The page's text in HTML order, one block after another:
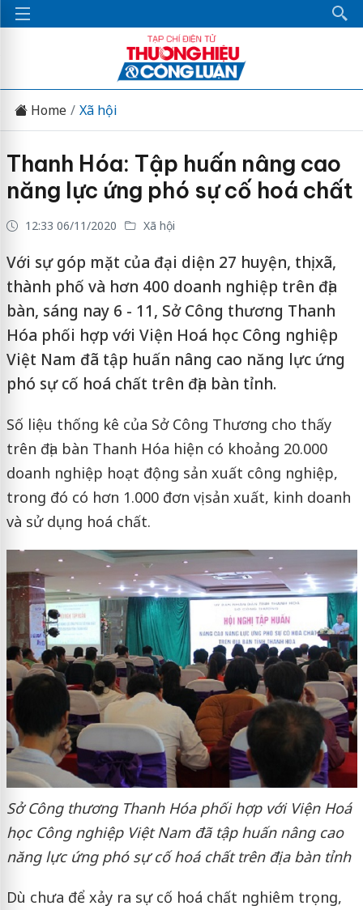
Home Xã hội
Thanh Hóa: Tập huấn nâng cao
năng lực ứng phó sự cố hoá chất
12:33 06/11/2020 Xã hội
Với sự góp mặt của đại diện 27 huyện, thị xã,
thành phố và hơn 400 doanh nghiệp trên địa
bàn, sáng nay 6 - 11, Sở Công thương Thanh
Hóa phối hợp với Viện Hoá học Công nghiệp
Việt Nam đã tập huấn nâng cao năng lực ứng
phó sự cố hoá chất trên địa bàn tỉnh.
Số liệu thống kê của Sở Công Thương cho thấy
trên địa bàn Thanh Hóa hiện có khoảng 20.000
doanh nghiệp hoạt động sản xuất công nghiệp,
trong đó có hơn 1.000 đơn vị sản xuất, kinh doanh
và sử dụng hoá chất.
Sở Công thương Thanh Hóa phối hợp với Viện Hoá
học Công nghiệp Việt Nam đã tập huấn nâng cao
năng lực ứng phó sự cố hoá chất trên địa bàn tỉnh
Dù chưa để xảy ra sự cố hoá chất nghiêm trọng,